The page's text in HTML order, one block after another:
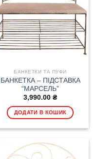
БАНКЕТКИ ТА ПУФИ
БАНКЕТКА – ПІДСТАВКА
“МАРСЕЛЬ”
3,990.00 ₴
ДОДАТИ В КОШИК